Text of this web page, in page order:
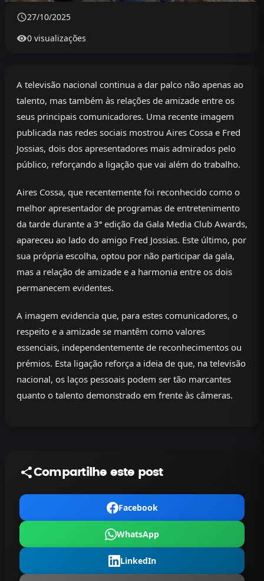
27/10/2025
0 visualizações
A televisão nacional continua a dar palco não apenas ao
talento, mas também às relações de amizade entre os
seus principais comunicadores. Uma recente imagem
publicada nas redes sociais mostrou Aires Cossa e Fred
Jossias, dois dos apresentadores mais admirados pelo
público, reforçando a ligação que vai além do trabalho.
Aires Cossa, que recentemente foi reconhecido como o
melhor apresentador de programas de entretenimento
da tarde durante a 3ª edição da Gala Media Club Awards,
apareceu ao lado do amigo Fred Jossias. Este último, por
sua própria escolha, optou por não participar da gala,
mas a relação de amizade e a harmonia entre os dois
permanecem evidentes.
A imagem evidencia que, para estes comunicadores, o
respeito e a amizade se mantêm como valores
essenciais, independentemente de reconhecimentos ou
prémios. Esta ligação reforça a ideia de que, na televisão
nacional, os laços pessoais podem ser tão marcantes
quanto o talento demonstrado em frente às câmeras.
Compartilhe este post
Facebook
WhatsApp
LinkedIn